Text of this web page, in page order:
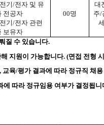
기/전자 및 유
전공자
기/전자 관련
보유자
00명
대
주/
질 수 있습니다.
지원이 가능합니다. (면접 전형
육/평가 결과에 따라 정규직 채
에 따라 정규임용 여부가 결정됩니